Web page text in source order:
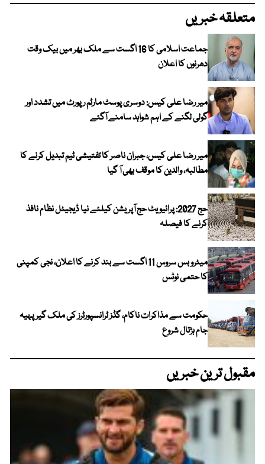
متعلقہ خبریں
جماعت اسلامی کا 16 اگست سے ملک بھر میں بیک وقت
دھرنوں کا اعلان
میر رضا علی کیس: دوسری پوسٹ مارٹم رپورٹ میں تشدد اور
گولی لگنے کے اہم شواہد سامنے آگئے
میر رضا علی کیس، جبران ناصر کا تفتیشی ٹیم تبدیل کرنے کا
مطالبہ، والدین کا موقف بھی آ گیا
حج 2027: پرائیویٹ حج آپریشن کیلئے نیا ڈیجیٹل نظام نافذ
کرنے کا فیصلہ
میٹرو بس سروس 11 اگست سے بند کرنے کا اعلان، نجی کمپنی
کا حتمی نوٹس
حکومت سے مذاکرات ناکام، گڈز ٹرانسپورٹرز کی ملک گیر پہیہ
جام ہڑتال شروع
مقبول ترین خبریں